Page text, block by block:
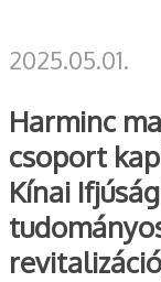
2025.05.01.
Harminc
csoport
Kínai